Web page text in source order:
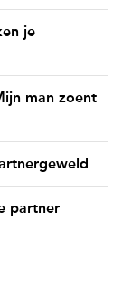
je
man zoent
partner